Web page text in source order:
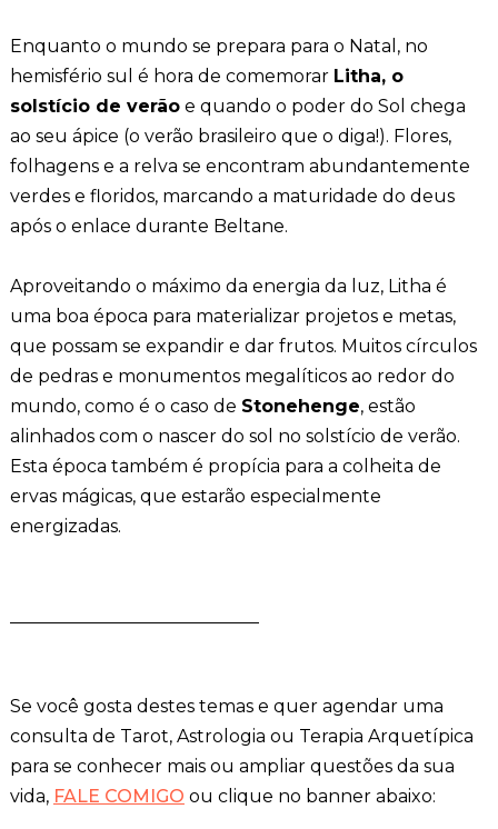
Enquanto o mundo se prepara para o Natal, no
hemisfério sul é hora de comemorar Litha, o
solstício de verãoe quando o poder do Sol chega
ao seu ápice (o verão brasileiro que o diga!). Flores,
folhagens e a relva se encontram abundantemente
verdes e floridos, marcando a maturidade do deus
após o enlace durante Beltane.
Aproveitando o máximo da energia da luz, Litha é
uma boa época para materializar projetos e metas,
que possam se expandir e dar frutos. Muitos círculos
de pedras e monumentos megalíticos ao redor do
mundo, como é o caso de Stonehenge, estão
alinhados com o nascer do sol no solstício de verão.
Esta época também é propícia para a colheita de
ervas mágicas, que estarão especialmente
energizadas.
Se você gosta destes temas e quer agendar uma
consulta de Tarot, Astrologia ou Terapia Arquetípica
para se conhecer mais ou ampliar questões da sua
vida, FALE COMIGO ou clique no banner abaixo: